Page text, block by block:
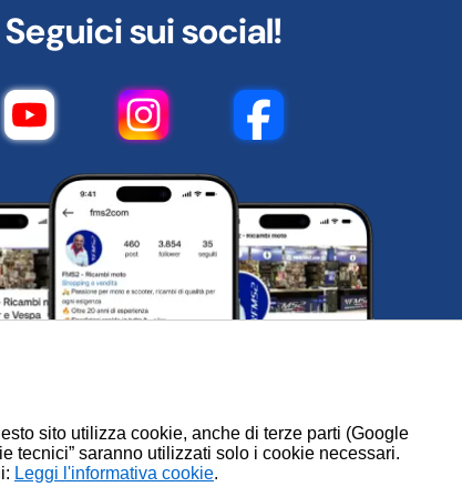
sito utilizza cookie, anche di terze parti (Google
tecnici” saranno utilizzati solo i cookie necessari.
.
Seguici sui social!